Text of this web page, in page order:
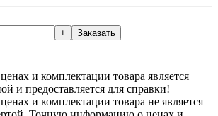
и комплектации товара является
и предоставляется для справки!
и комплектации товара не является